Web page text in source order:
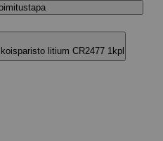
litium CR2477 1kpl